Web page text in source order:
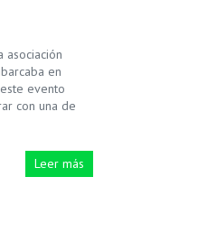
asociación
en
evento
con una de
Leer más